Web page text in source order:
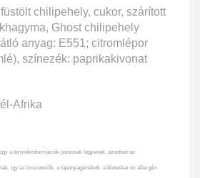
chilipehely, cukor, szárított
Ghost chilipehely
anyag: E551; citromlépor
színezék: paprikakivonat
Afrika
a termékinformációk pontosak legyenek, azonban az
így az összetevők, a tápanyagértékek, a dietetikai és allergén